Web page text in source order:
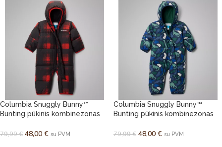
Columbia Snuggly Bunny™
Bunting pūkinis kombinezonas
79,99€ 48,00 € su PVM
Columbia Snuggly Bunny™
Bunting pūkinis kombinezonas
79,99€ 48,00 € su PVM